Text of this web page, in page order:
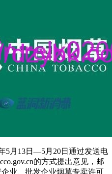
5月13日—5月20日通过发送电
的方式提出意见，邮
业、批发企业烟草专卖许可